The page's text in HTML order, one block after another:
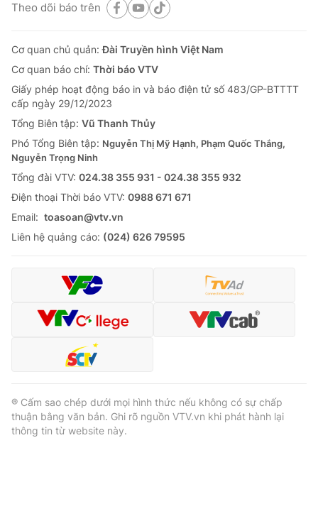
Theo dõi báo trên
Cơ quan chủ quản:Đài Truyền hình Việt Nam
Cơ quan báo chí: Thời báo VTV
Giấy phép hoạt động báo in và báo điện tử số 483/GP-BTTTT
cấp ngày 29/12/2023
Tổng Biên tập: Vũ Thanh Thủy
Phó Tổng Biên tập: Nguyễn Thị Mỹ Hạnh, Phạm Quốc Thắng,
Nguyễn Trọng Ninh
Tổng đài VTV: 024.38 355 931 - 024.38 355 932
Ðiện thoại Thời báo VTV: 0988 671 671
Email: toasoan@vtv.vn
Liên hệ quảng cáo: (024) 626 79595
® Cấm sao chép dưới mọi hình thức nếu không có sự chấp
thuận bằng văn bản. Ghi rõ nguồn VTV.vn khi phát hành lại
thông tin từ website này.